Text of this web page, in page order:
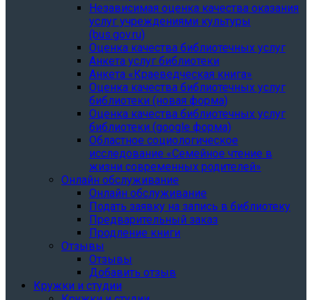
Независимая оценка качества оказания
услуг учреждениями культуры
(bus.gov.ru)
Оценка качества библиотечных услуг
Анкета услуг библиотеки
Анкета «Краеведческая книга»
Oценка качества библиотечных услуг
библиотеки (новая форма)
Oценка качества библиотечных услуг
библиотеки (google форма)
Областное социологическое
исследование «Семейное чтение в
жизни современных родителей»
Онлайн обслуживание
Онлайн обслуживание
Подать заявку на запись в библиотеку
Предварительный заказ
Продление книги
Отзывы
Отзывы
Добавить отзыв
Кружки и студии